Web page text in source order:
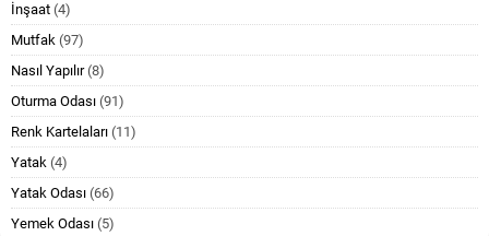
İnşaat (4)
Mutfak (97)
Nasıl Yapılır(8)
Oturma Odası (91)
Renk Kartelaları (11)
Yatak (4)
Yatak Odası (66)
Yemek Odası (5)